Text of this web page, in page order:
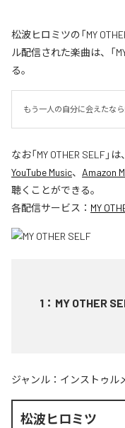
松波ヒロミツの「MY
ル配信された楽曲は、「
る。
もう一人の自分に会えたなら
なお「MY OTHER SELF」は、
YouTube Music、 Amazon
聴くことができる。
各配信サービス： MY
1 ： MY OTHER
ジャンル： インストゥル
松波ヒロミツ